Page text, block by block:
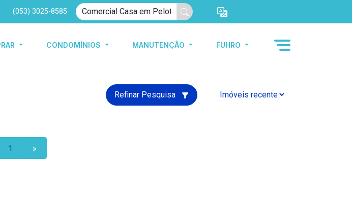
(053) 3025-8585
CONDOMÍNIOS MANUTENÇÃO FUHRO
Refinar Pesquisa
1 »